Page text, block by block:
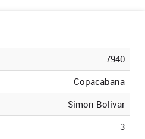
7940
Copacabana
Simon Bolivar
3